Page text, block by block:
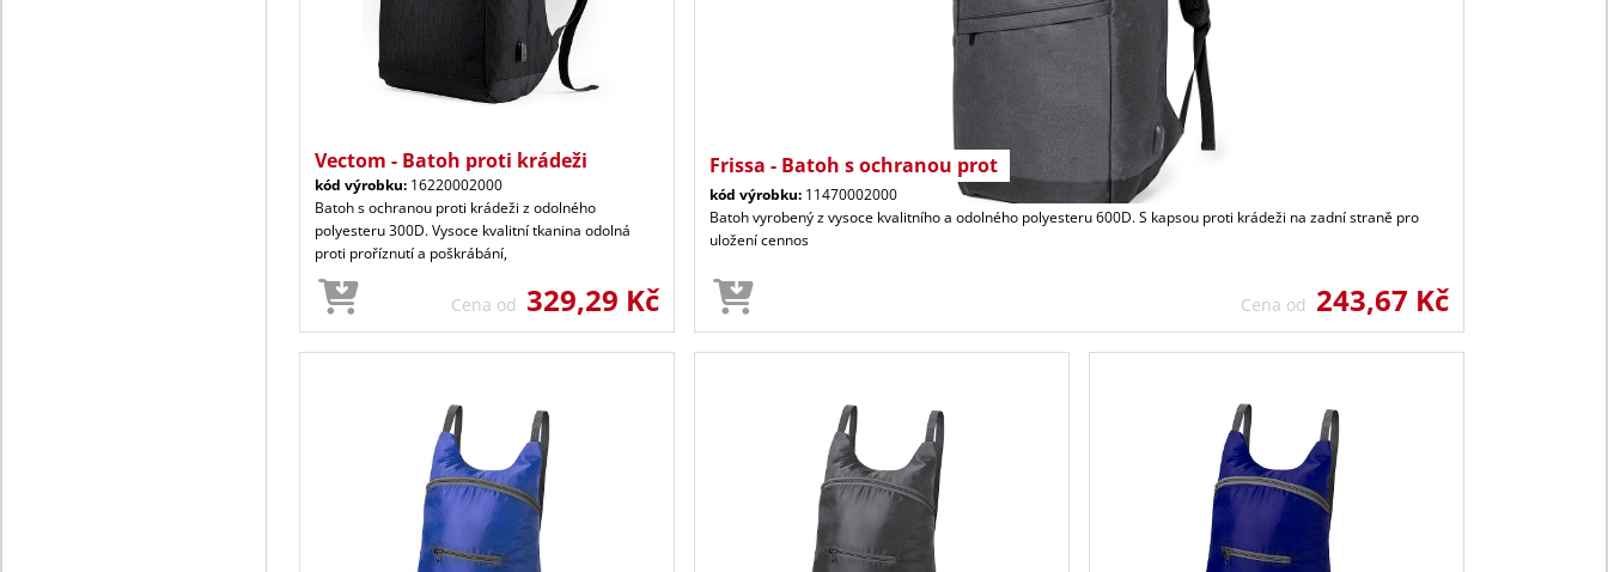
Vectom - Batoh proti krádeži
kód výrobku: 16220002000
Batoh s ochranou proti krádeži z odolného
polyesteru 300D. Vysoce kvalitní tkanina odolná
proti proříznutí a poškrábání,
Cena od 329,29 Kč
Frissa - Batoh s ochranou prot
kód výrobku: 11470002000
Batoh vyrobený z vysoce kvalitního a odolného polyesteru 600D. S kapsou proti krádeži na zadní straně pro
uložení cennos
Cena od 243,67 Kč